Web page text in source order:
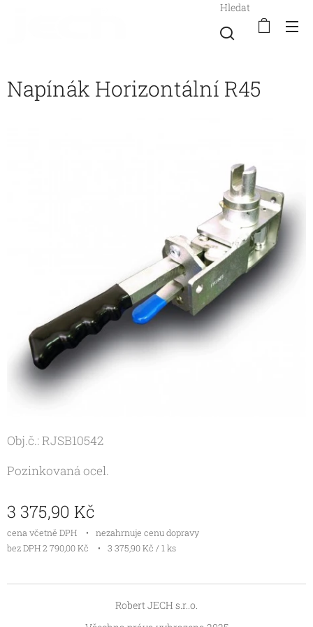
Hledat
Napínák Horizontální R45
Obj.č.: RJSB10542
Pozinkovaná ocel.
3 375,90 Kč
cena včetně DPH
nezahrnuje cenu dopravy
bez DPH 2 790,00 Kč
3 375,90 Kč / 1 ks
Robert JECH s.r..o.